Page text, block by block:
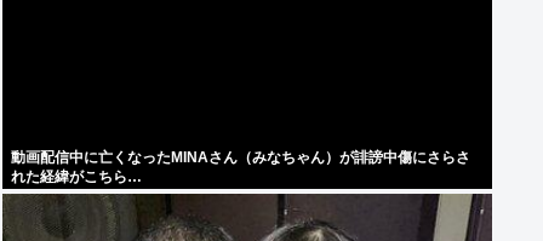
動画配信中に亡くなったMINAさん（みなちゃん）が誹謗中傷にさらさ
れた経緯がこちら…